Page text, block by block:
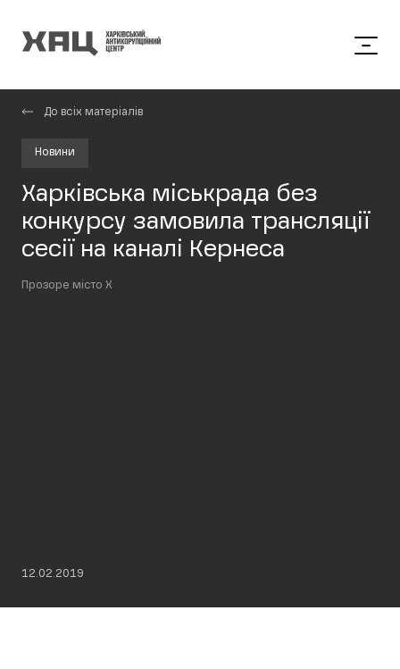
До всіх матеріалів
Новини
Харківська міськрада без
конкурсу замовила трансляції
сесії на каналі Кернеса
Прозоре місто Х
12.02.2019